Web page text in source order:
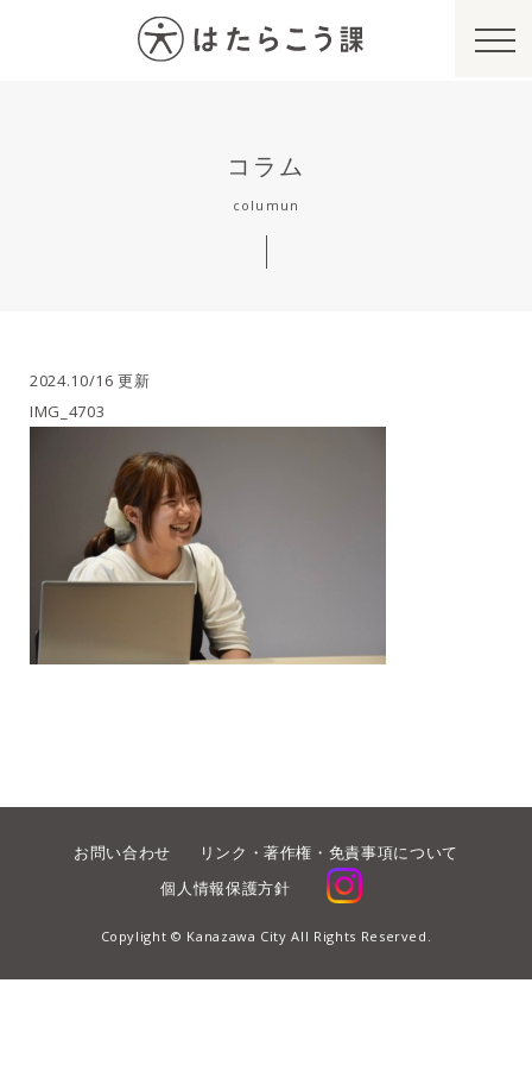
コラム
columun
2024.10/16 更新
IMG_4703
お問い合わせ
リンク・著作権・免責事項について
個人情報保護方針
Copylight © Kanazawa City All Rights Reserved.